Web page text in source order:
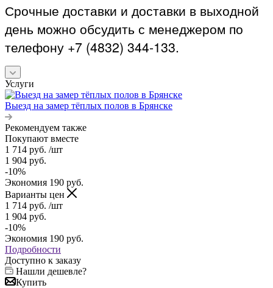
Срочные доставки и доставки в выходной
день можно обсудить с менеджером по
телефону +7 (4832) 344-133.
Услуги
Выезд на замер тёплых полов в Брянске
Рекомендуем также
Покупают вместе
1 714 руб. /шт
1 904 руб.
-10%
Экономия 190 руб.
Варианты цен
1 714 руб. /шт
1 904 руб.
-10%
Экономия 190 руб.
Подробности
Доступно к заказу
Нашли дешевле?
Купить